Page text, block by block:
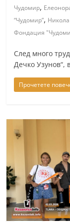
k
a
z
n
l
a
.
m
Чудомир,
“Чудомир”,
Фондация
След много
Дечко Узунов“,
Прочетете